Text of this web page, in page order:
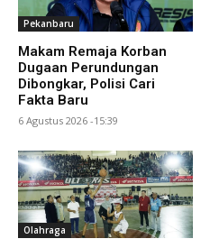
Pekanbaru
Makam Remaja Korban
Dugaan Perundungan
Dibongkar, Polisi Cari
Fakta Baru
6 Agustus 2026 -15:39
Olahraga